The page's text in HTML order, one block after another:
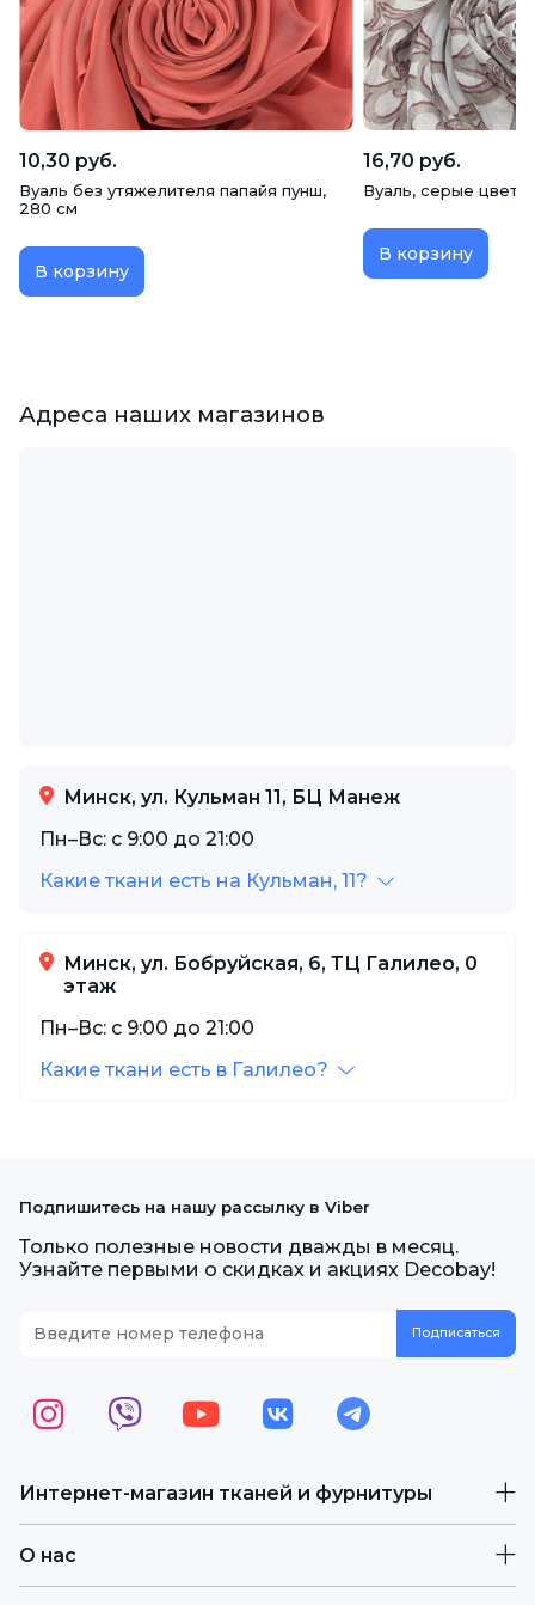
10,30 руб.
Вуаль без утяжелителя папайя пунш,
280 см
В корзину
16,70 руб.
Вуаль, серые
В корзину
Адреса наших магазинов
Минск, ул. Кульман 11, БЦ Манеж
Пн–Вс: с 9:00 до 21:00
Какие ткани есть на Кульман, 11?
Минск, ул. Бобруйская, 6, ТЦ Галилео, 0
этаж
Пн–Вс: с 9:00 до 21:00
Какие ткани есть в Галилео?
Интернет-магазин тканей и фурнитуры
О нас
Подпишитесь на нашу рассылку в Viber
Только полезные новости дважды в месяц.
Узнайте первыми о скидках и акциях Decobay!